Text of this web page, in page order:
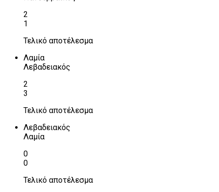
2
1
Τελικό αποτέλεσμα
Λαμία
Λεβαδειακός
2
3
Τελικό αποτέλεσμα
Λεβαδειακός
Λαμία
0
0
Τελικό αποτέλεσμα